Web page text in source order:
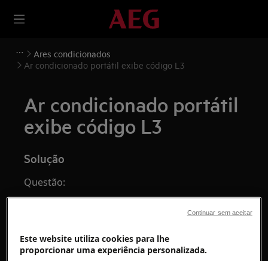
Ares condicionados
Ar condicionado portátil exibe código L3
Ar condicionado portátil
exibe código L3
Solução
Questão:
Este website utiliza cookies para lhe
proporcionar uma experiência personalizada.
Continuar sem aceitar